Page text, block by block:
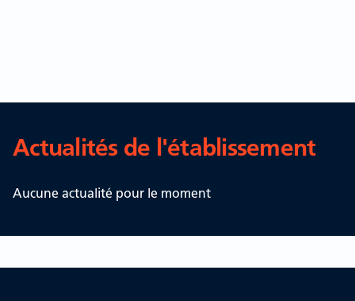
Actualités de l'établissement
Aucune actualité pour le moment